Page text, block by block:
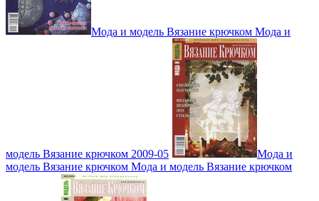
Мода и модель Вязание крючком Мода и
модель Вязание крючком 2009-05
Мода и
модель Вязание крючком Мода и модель Вязание крючком